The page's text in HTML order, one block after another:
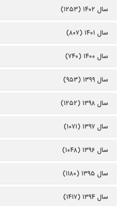
سال ۱۴۰۲ (۱۲۵۳)
سال ۱۴۰۱ (۸۰۷)
سال ۱۴۰۰ (۷۴۰)
سال ۱۳۹۹ (۹۵۳)
سال ۱۳۹۸ (۱۲۵۲)
سال ۱۳۹۷ (۱۰۷۱)
سال ۱۳۹۶ (۱۰۴۸)
سال ۱۳۹۵ (۱۱۸۰)
سال ۱۳۹۴ (۱۴۱۷)